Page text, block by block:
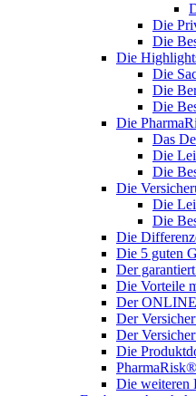
Die
Die
Die
Die
Die
Die
Die
Das
Die
Die
Die
Die
Die
Die
Die 5 guten
Der
Die Vorteile
Der
Der
Der
Die
Die weiteren